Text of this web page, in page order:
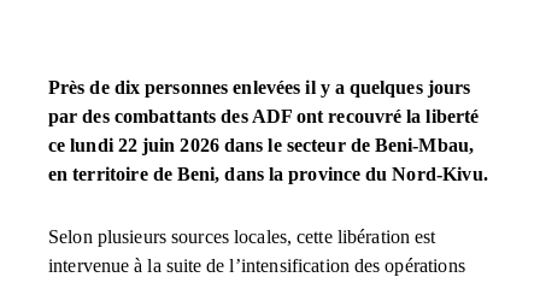
Près de dix personnes enlevées il y a quelques jours
par des combattants des ADF ont recouvré la liberté
ce lundi 22 juin 2026 dans le secteur de Beni-Mbau,
en territoire de Beni, dans la province du Nord-Kivu.
Selon plusieurs sources locales, cette libération est
intervenue à la suite de l’intensification des opérations